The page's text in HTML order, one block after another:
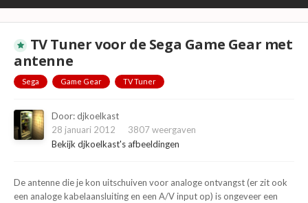
TV Tuner voor de Sega Game Gear met
antenne
Sega Game Gear TV Tuner
Door:djkoelkast
28 januari 2012
3807 weergaven
Bekijk djkoelkast's afbeeldingen
De antenne die je kon uitschuiven voor analoge ontvangst (er zit ook
een analoge kabelaansluiting en een A/V input op) is ongeveer een